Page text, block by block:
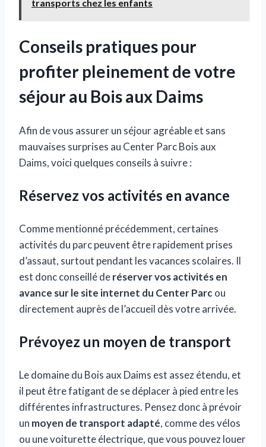
transports chez les enfants
Conseils pratiques pour
profiter pleinement de votre
séjour au Bois aux Daims
Afin de vous assurer un séjour agréable et sans
mauvaises surprises au Center Parc Bois aux
Daims, voici quelques conseils à suivre :
Réservez vos activités en avance
Comme mentionné précédemment, certaines
activités du parc peuvent être rapidement prises
d’assaut, surtout pendant les vacances scolaires. Il
est donc conseillé deréserver vos activités en
avance sur le site internet du Center Parcou
directement auprès de l’accueil dès votre arrivée.
Prévoyez un moyen de transport
Le domaine du Bois aux Daims est assez étendu, et
il peut être fatigant de se déplacer à pied entre les
différentes infrastructures. Pensez donc à prévoir
un moyen de transport adapté, comme des vélos
ou une voiturette électrique, que vous pouvez louer